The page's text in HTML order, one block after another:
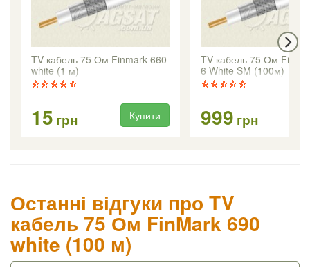
TV кабель 75 Ом Finmark 660
white (1 м)
15 грн Купити
TV кабель 75 Ом
6 White SM (100м)
999 грн
Останні відгуки про TV
кабель 75 Ом FinMark 690
white (100 м)